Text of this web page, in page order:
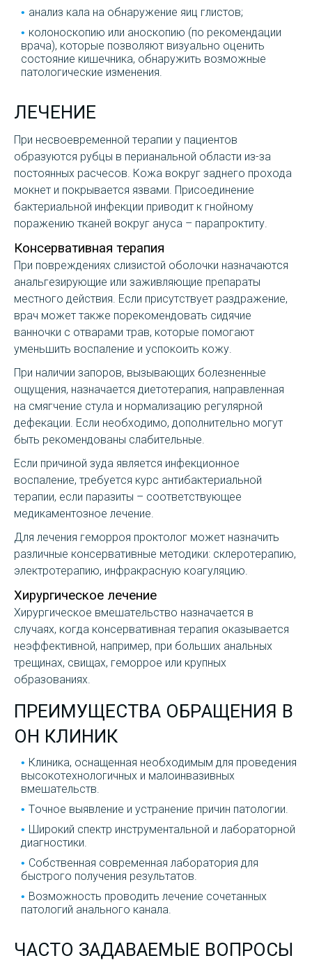
анализ кала на обнаружение яиц глистов;
колоноскопию или аноскопию (по рекомендации
врача), которые позволяют визуально оценить
состояние кишечника, обнаружить возможные
патологические изменения.
ЛЕЧЕНИЕ
При несвоевременной терапии у пациентов
образуются рубцы в перианальной области из-за
постоянных расчесов. Кожа вокруг заднего прохода
мокнет и покрывается язвами. Присоединение
бактериальной инфекции приводит к гнойному
поражению тканей вокруг ануса – парапроктиту.
Консервативная терапия
При повреждениях слизистой оболочки назначаются
анальгезирующие или заживляющие препараты
местного действия. Если присутствует раздражение,
врач может также порекомендовать сидячие
ванночки с отварами трав, которые помогают
уменьшить воспаление и успокоить кожу.
При наличии запоров, вызывающих болезненные
ощущения, назначается диетотерапия, направленная
на смягчение стула и нормализацию регулярной
дефекации. Если необходимо, дополнительно могут
быть рекомендованы слабительные.
Если причиной зуда является инфекционное
воспаление, требуется курс антибактериальной
терапии, если паразиты – соответствующее
медикаментозное лечение.
Для лечения геморроя проктолог может назначить
различные консервативные методики: склеротерапию,
электротерапию, инфракрасную коагуляцию.
Хирургическое лечение
Хирургическое вмешательство назначается в
случаях, когда консервативная терапия оказывается
неэффективной, например, при больших анальных
трещинах, свищах, геморрое или крупных
образованиях.
ПРЕИМУЩЕСТВА ОБРАЩЕНИЯ В
ОН КЛИНИК
Клиника, оснащенная необходимым для проведения
высокотехнологичных и малоинвазивных
вмешательств.
Точное выявление и устранение причин патологии.
Широкий спектр инструментальной и лабораторной
диагностики.
Собственная современная лаборатория для
быстрого получения результатов.
Возможность проводить лечение сочетанных
патологий анального канала.
ЧАСТО ЗАДАВАЕМЫЕ ВОПРОСЫ